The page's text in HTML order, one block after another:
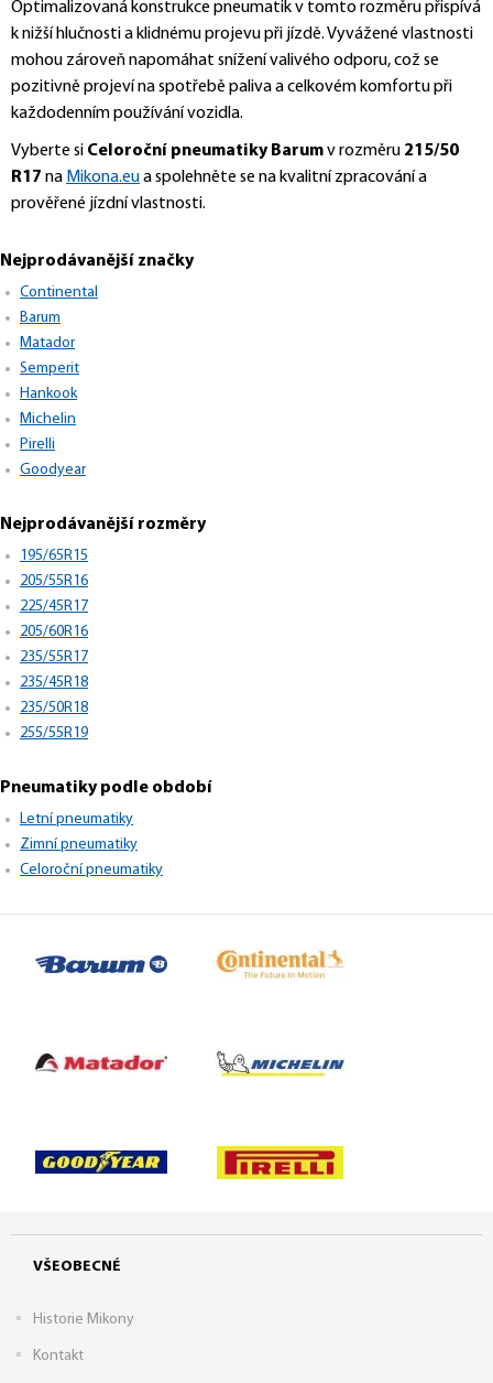
Optimalizovaná konstrukce pneumatik v tomto rozměru přispívá
k nižší hlučnosti a klidnému projevu při jízdě. Vyvážené vlastnosti
mohou zároveň napomáhat snížení valivého odporu, což se
pozitivně projeví na spotřebě paliva a celkovém komfortu při
každodenním používání vozidla.
Vyberte si Celoroční pneumatiky Barumv rozměru 215/50
R17 na Mikona.eua spolehněte se na kvalitní zpracování a
prověřené jízdní vlastnosti.
Nejprodávanější značky
Continental
Barum
Matador
Semperit
Hankook
Michelin
Pirelli
Goodyear
Nejprodávanější rozměry
195/65R15
205/55R16
225/45R17
205/60R16
235/55R17
235/45R18
235/50R18
255/55R19
Pneumatiky podle období
Letní pneumatiky
Zimní pneumatiky
Celoroční pneumatiky
VŠEOBECNÉ
Historie Mikony
Kontakt